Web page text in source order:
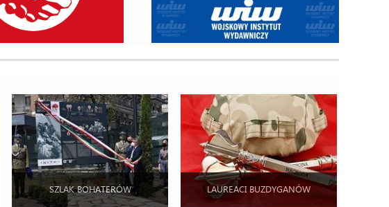
SZLAK BOHATERÓW LAUREACI BUZDYGANÓW